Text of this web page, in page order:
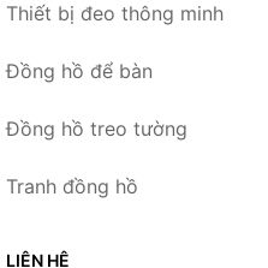
Thiết bị đeo thông minh
Đồng hồ để bàn
Đồng hồ treo tường
Tranh đồng hồ
LIÊN HỆ